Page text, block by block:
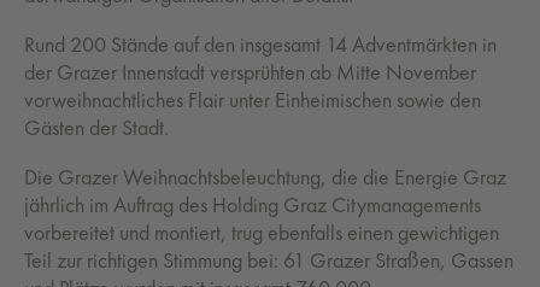
Rund 200 Stände auf den insgesamt 14 Adventmärkten in
der Grazer Innenstadt versprühten ab Mitte November
vorweihnachtliches Flair unter Einheimischen sowie den
Gästen der Stadt.
Die Grazer Weihnachtsbeleuchtung, die die Energie Graz
jährlich im Auftrag des Holding Graz Citymanagements
vorbereitet und montiert, trug ebenfalls einen gewichtigen
Teil zur richtigen Stimmung bei: 61 Grazer Straßen, Gassen